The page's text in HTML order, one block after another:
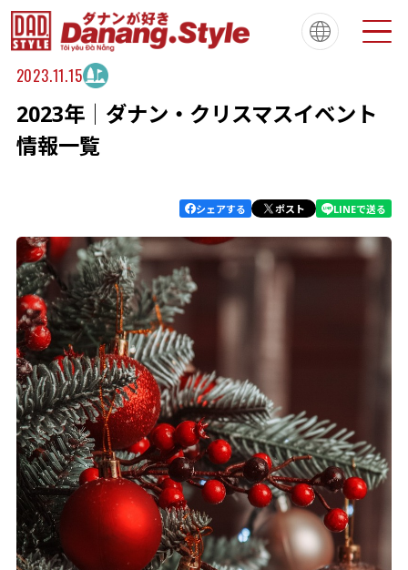
Tiếng Việt 한국
简体中文
繁體中文
About ダナンスタイルについて
2023.11.15
2023年│ダナン・クリスマスイベント
情報一覧
シェアする ポスト LINEで送る